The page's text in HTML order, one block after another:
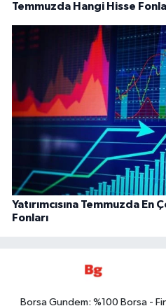
Temmuzda Hangi Hisse
Yatırımcısına Temmuzda En
Fonları
Borsa Gundem: %100 Borsa -